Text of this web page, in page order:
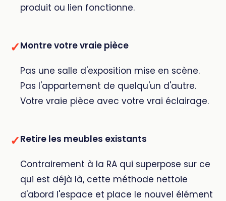
produit ou lien fonctionne.
✓Montre votre vraie pièce
Pas une salle d'exposition mise en scène.
Pas l'appartement de quelqu'un d'autre.
Votre vraie pièce avec votre vrai éclairage.
✓Retire les meubles existants
Contrairement à la RA qui superpose sur ce
qui est déjà là, cette méthode nettoie
d'abord l'espace et place le nouvel élément